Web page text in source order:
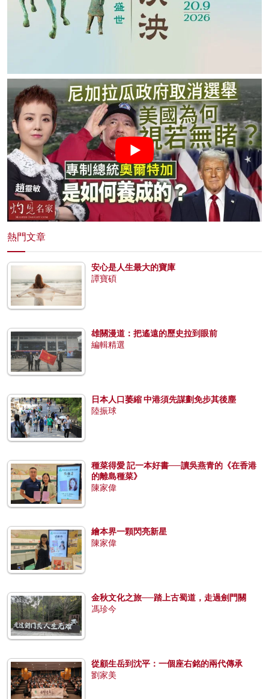
熱門文章
安心是人生最大的寶庫
譚寶碩
雄關漫道：把遙遠的歷史拉到眼前
編輯精選
日本人口萎縮 中港須先謀劃免步其後塵
陸振球
種菜得愛 記一本好書──讀吳燕青的《在香港
的離島種菜》
陳家偉
繪本界一顆閃亮新星
陳家偉
金秋文化之旅──踏上古蜀道，走過劍門關
馮珍今
從顧生岳到沈平：一個座右銘的兩代傳承
劉家美